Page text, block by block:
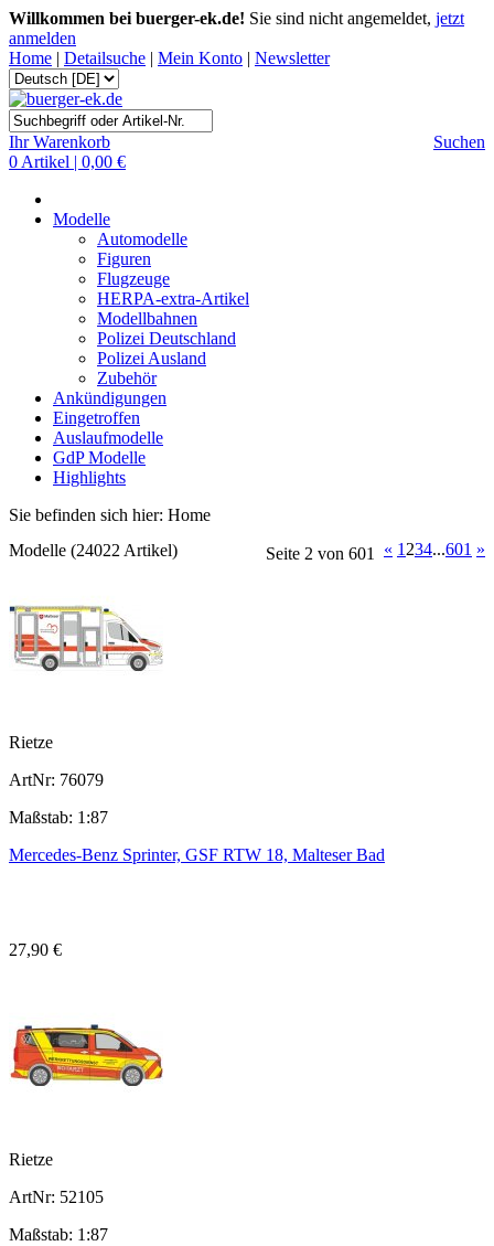
Willkommen bei buerger-ek.de! Sie sind nicht angemeldet, jetzt
anmelden
Home | Detailsuche | Mein Konto | Newsletter
Suchen
Ihr Warenkorb
0 Artikel | 0,00 €
Modelle
Automodelle
Figuren
Flugzeuge
HERPA-extra-Artikel
Modellbahnen
Polizei Deutschland
Polizei Ausland
Zubehör
Ankündigungen
Eingetroffen
Auslaufmodelle
GdP Modelle
Highlights
Sie befinden sich hier: Home
Modelle (24022 Artikel)
Seite 2 von 601 « 1 234...601 »
Rietze
ArtNr: 76079
Maßstab: 1:87
Mercedes-Benz Sprinter, GSF RTW 18, Malteser Bad
27,90 €
Rietze
ArtNr: 52105
Maßstab: 1:87